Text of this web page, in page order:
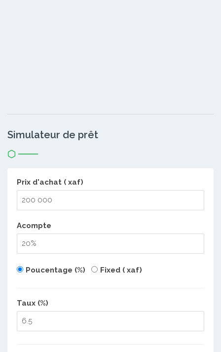
Simulateur de prêt
Prix d'achat ( xaf)
Acompte
Poucentage (%) Fixed ( xaf)
Taux (%)